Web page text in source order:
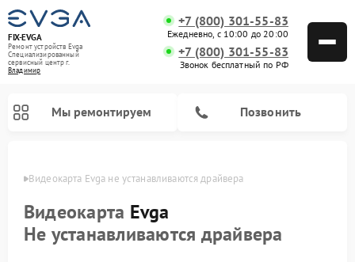
FIX-EVGA
Ремонт устройств Evga
Специализированный
cервисный центр г.
Владимир
+7 (800) 301-55-83
Ежедневно, с 10:00 до 20:00
+7 (800) 301-55-83
Звонок бесплатный по РФ
Мы ремонтируем Позвонить
Видеокарта Evga не устанавливаются драйвера
Видеокарта Evga
Не устанавливаются драйвера